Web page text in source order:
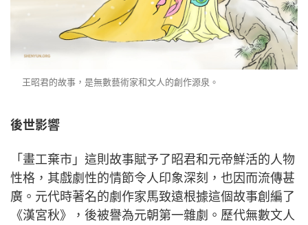
王昭君的故事，是無數藝術家和文人的創作源泉。
後世影響
「畫工棄市」這則故事賦予了昭君和元帝鮮活的人物
性格，其戲劇性的情節令人印象深刻，也因而流傳甚
廣。元代時著名的劇作家馬致遠根據這個故事創編了
《漢宮秋》，後被譽為元朝第一雜劇。歷代無數文人